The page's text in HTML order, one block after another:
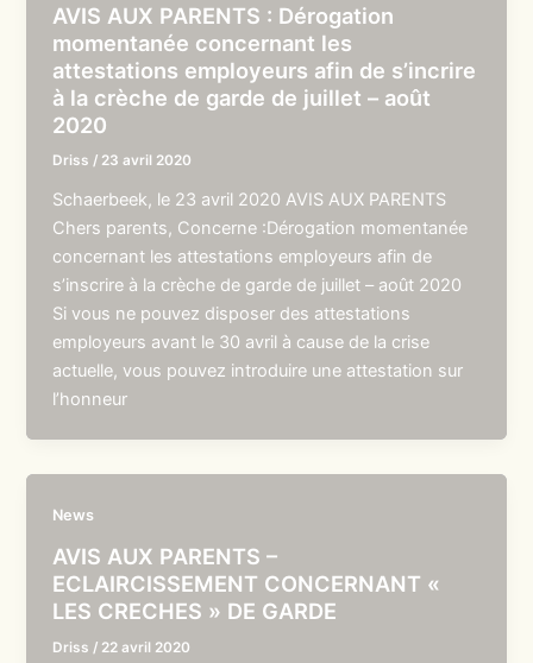
AVIS AUX PARENTS : Dérogation
momentanée concernant les
attestations employeurs afin de s’incrire
à la crèche de garde de juillet – août
2020
Driss / 23 avril 2020
Schaerbeek, le 23 avril 2020 AVIS AUX PARENTS
Chers parents, Concerne :Dérogation momentanée
concernant les attestations employeurs afin de
s’inscrire à la crèche de garde de juillet – août 2020
Si vous ne pouvez disposer des attestations
employeurs avant le 30 avril à cause de la crise
actuelle, vous pouvez introduire une attestation sur
l’honneur
News
AVIS AUX PARENTS –
ECLAIRCISSEMENT CONCERNANT «
LES CRECHES » DE GARDE
Driss / 22 avril 2020